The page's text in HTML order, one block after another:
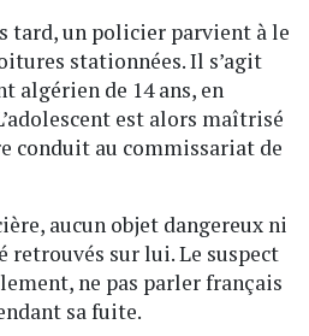
tard, un policier parvient à le
stationnées. Il s’agit
algérien de 14 ans, en
est alors maîtrisé
conduit au commissariat de
aucun objet dangereux ni
retrouvés sur lui. Le suspect
ne pas parler français
sa fuite.